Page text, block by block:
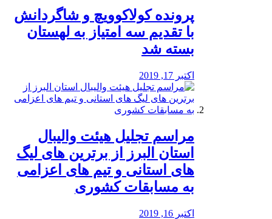
پرونده کولاکوویچ و شاگردانش
با تقدیم سه امتیاز به لهستان
بسته شد
اکتبر 17, 2019
مراسم تجلیل هیئت والیبال
استان البرز از برترین های لیگ
های استانی و تیم های اعزامی
به مسابقات کشوری
اکتبر 16, 2019